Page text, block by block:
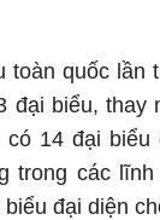
toàn quốc lần
đại biểu, thay
14 đại biểu
trong các
biểu đại diện